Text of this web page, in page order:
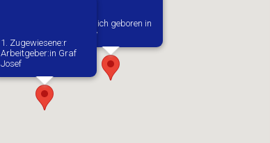
Vermutlich geboren in
Checiny
1. Zugewiesene:r
Arbeitgeber:in​ Graf
Josef